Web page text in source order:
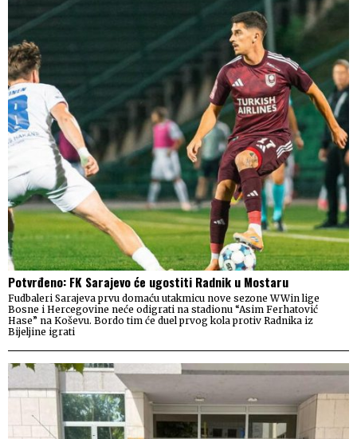
Potvrđeno: FK Sarajevo će ugostiti Radnik u Mostaru
Fudbaleri Sarajeva prvu domaću utakmicu nove sezone WWin lige
Bosne i Hercegovine neće odigrati na stadionu “Asim Ferhatović
Hase” na Koševu. Bordo tim će duel prvog kola protiv Radnika iz
Bijeljine igrati